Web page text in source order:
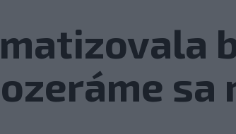
sa